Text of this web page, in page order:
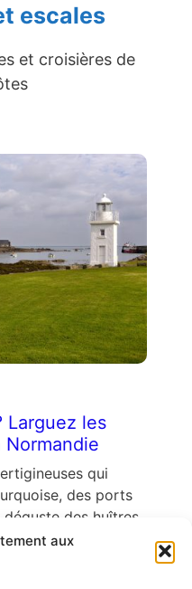
aux
escales
et croisières de
Larguez les
qui
des ports
déguste des huîtres